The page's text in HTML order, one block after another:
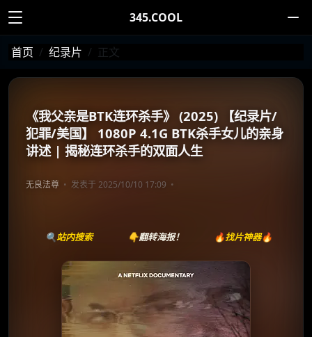
345.COOL
首页 纪录片 正文
《我父亲是BTK连环杀手》 (2025) 【纪录片/
犯罪/美国】 1080P 4.1G BTK杀手女儿的亲身
讲述 | 揭秘连环杀手的双面人生
无良法尊 发表于 2025/10/10 17:09
🔍站内搜索 👇翻转海报！ 🔥找片神器🔥